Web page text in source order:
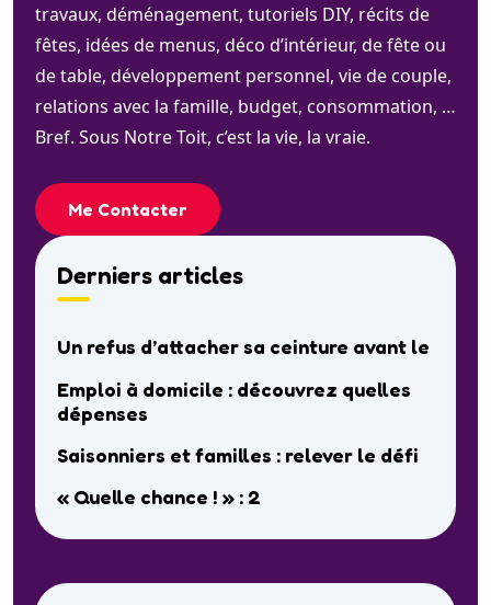
travaux, déménagement, tutoriels DIY, récits de
fêtes, idées de menus, déco d’intérieur, de fête ou
de table, développement personnel, vie de couple,
relations avec la famille, budget, consommation, …
Bref. Sous Notre Toit, c’est la vie, la vraie.
Me Contacter
Derniers articles
Un refus d’attacher sa ceinture avant le
Emploi à domicile : découvrez quelles
dépenses
Saisonniers et familles : relever le défi
« Quelle chance ! » : 2